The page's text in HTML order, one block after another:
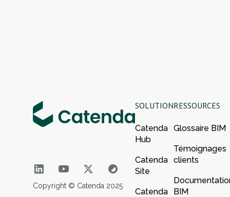
Copyright © Catenda 2025
SOLUTION
Catenda
Hub
Catenda
Site
Catenda
RESSOURCES
Glossaire BIM
Témoignages
clients
BIM